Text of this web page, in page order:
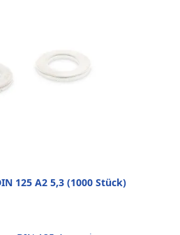
125 A2 5,3 (1000 Stück)